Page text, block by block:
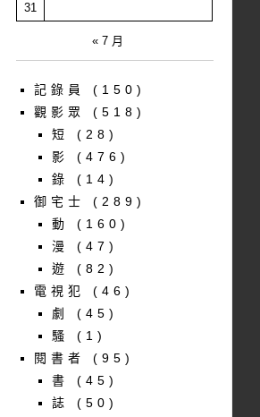
31
« 7 月
記錄員
(150)
觀影眾
(518)
短
(28)
影
(476)
錄
(14)
御宅士
(289)
動
(160)
漫
(47)
遊
(82)
電視犯
(46)
劇
(45)
騷
(1)
閱書者
(95)
書
(45)
誌
(50)